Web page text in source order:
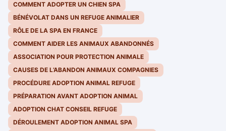
COMMENT ADOPTER UN CHIEN SPA
BÉNÉVOLAT DANS UN REFUGE ANIMALIER
RÔLE DE LA SPA EN FRANCE
COMMENT AIDER LES ANIMAUX ABANDONNÉS
ASSOCIATION POUR PROTECTION ANIMALE
CAUSES DE L’ABANDON ANIMAUX COMPAGNIES
PROCÉDURE ADOPTION ANIMAL REFUGE
PRÉPARATION AVANT ADOPTION ANIMAL
ADOPTION CHAT CONSEIL REFUGE
DÉROULEMENT ADOPTION ANIMAL SPA